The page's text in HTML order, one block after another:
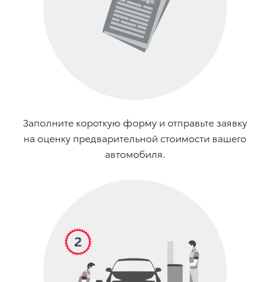
Заполните короткую форму и отправьте заявку
на оценку предварительной стоимости вашего
автомобиля.